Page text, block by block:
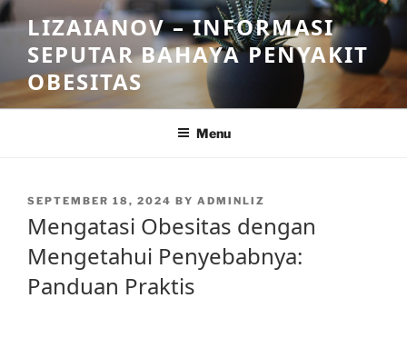
Skip
to
content
LIZAIANOV – INFORMASI
SEPUTAR BAHAYA PENYAKIT
OBESITAS
Menu
POSTED
SEPTEMBER 18, 2024 BY ADMINLIZ
Mengatasi Obesitas dengan
Mengetahui Penyebabnya:
Panduan Praktis